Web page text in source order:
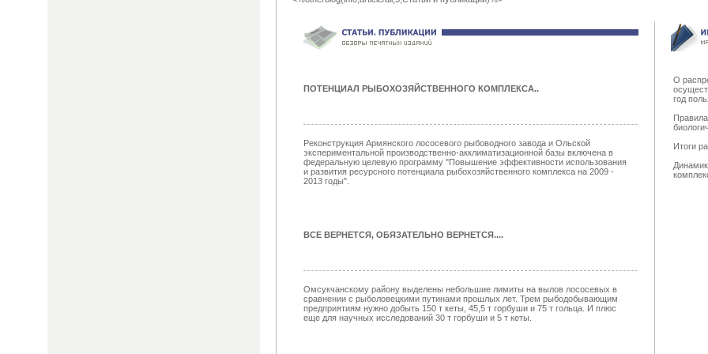
ПОТЕНЦИАЛ РЫБОХОЗЯЙСТВЕННОГО КОМПЛЕКСА..
Реконструкция Армянского лососевого рыбоводного завода и Ольской
экспериментальной производственно-акклиматизационной базы включена в
федеральную целевую программу "Повышение эффективности использования
и развития ресурсного потенциала рыбохозяйственного комплекса на 2009 -
2013 годы".
ВСЕ ВЕРНЕТСЯ, ОБЯЗАТЕЛЬНО ВЕРНЕТСЯ....
Омсукчанскому району выделены небольшие лимиты на вылов лососевых в
сравнении с рыболовецкими путинами прошлых лет. Трем рыбодобывающим
предприятиям нужно добыть 150 т кеты, 45,5 т горбуши и 75 т гольца. И плюс
еще для научных исследований 30 т горбуши и 5 т кеты.
О
год
Итоги